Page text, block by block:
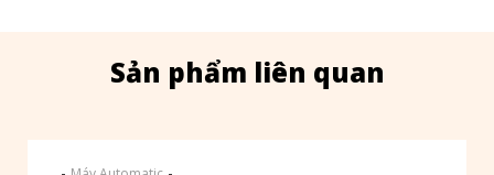
Sản phẩm liên quan